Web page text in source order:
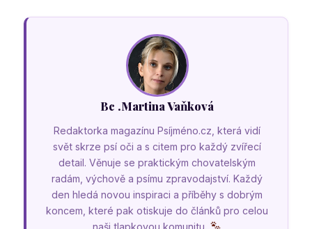
Bc .Martina Vaňková
Redaktorka magazínu Psíjméno.cz, která vidí
svět skrze psí oči a s citem pro každý zvířecí
detail. Věnuje se praktickým chovatelským
radám, výchově a psímu zpravodajství. Každý
den hledá novou inspiraci a příběhy s dobrým
koncem, které pak otiskuje do článků pro celou
naši tlapkovou komunitu.